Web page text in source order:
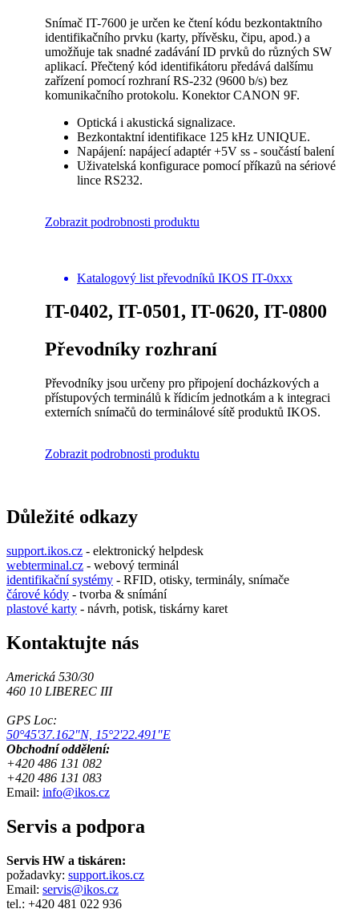
Snímač IT-7600 je určen ke čtení kódu bezkontaktního
identifikačního prvku (karty, přívěsku, čipu, apod.) a
umožňuje tak snadné zadávání ID prvků do různých SW
aplikací. Přečtený kód identifikátoru předává dalšímu
zařízení pomocí rozhraní RS-232 (9600 b/s) bez
komunikačního protokolu. Konektor CANON 9F.
Optická i akustická signalizace.
Bezkontaktní identifikace 125 kHz UNIQUE.
Napájení: napájecí adaptér +5V ss - součástí balení
Uživatelská konfigurace pomocí příkazů na sériové
lince RS232.
Zobrazit podrobnosti produktu
Katalogový list převodníků IKOS IT-0xxx
IT-0402, IT-0501, IT-0620, IT-0800
Převodníky rozhraní
Převodníky jsou určeny pro připojení docházkových a
přístupových terminálů k řídicím jednotkám a k integraci
externích snímačů do terminálové sítě produktů IKOS.
Zobrazit podrobnosti produktu
Důležité odkazy
support.ikos.cz - elektronický helpdesk
webterminal.cz - webový terminál
identifikační systémy - RFID, otisky, terminály, snímače
čárové kódy - tvorba & snímání
plastové karty - návrh, potisk, tiskárny karet
Kontaktujte nás
Americká 530/30
460 10 LIBEREC III
GPS Loc:
50°45'37.162"N, 15°2'22.491"E
Obchodní oddělení:
+420 486 131 082
+420 486 131 083
Email: info@ikos.cz
Servis a podpora
Servis HW a tiskáren:
požadavky: support.ikos.cz
Email: servis@ikos.cz
tel.: +420 481 022 936